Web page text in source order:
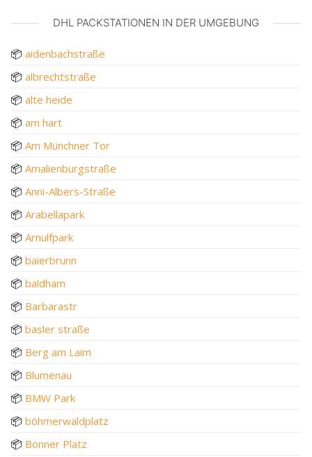
DHL PACKSTATIONEN IN DER UMGEBUNG
📦 aidenbachstraße
📦 albrechtstraße
📦 alte heide
📦 am hart
📦 Am Münchner Tor
📦 Amalienburgstraße
📦 Anni-Albers-Straße
📦 Arabellapark
📦 Arnulfpark
📦 baierbrunn
📦 baldham
📦 Barbarastr
📦 basler straße
📦 Berg am Laim
📦 Blumenau
📦 BMW Park
📦 böhmerwaldplatz
📦 Bonner Platz